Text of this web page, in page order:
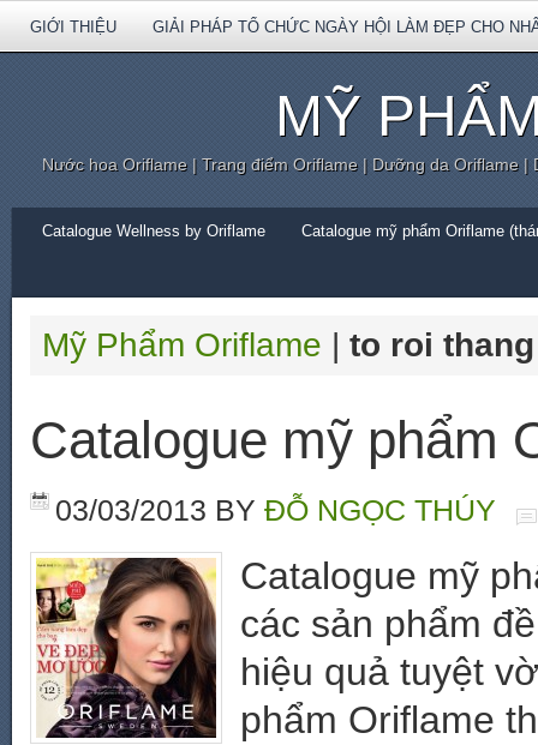
GIỚI THIỆU GIẢI PHÁP TỔ CHỨC NGÀY HỘI LÀM ĐẸP CHO
MỸ
Nước hoa Oriflame | Trang điểm Oriflame | Dưỡng da Oriflame
Catalogue Wellness by Oriflame Catalogue mỹ phẩm Oriflame
Mỹ Phẩm Oriflame | to roi
Catalogue mỹ phẩm
03/03/2013 BY ĐỖ NGỌC THÚY
Catalogue mỹ
các sản phẩm
hiệu quả tuyệt
phẩm Oriflame